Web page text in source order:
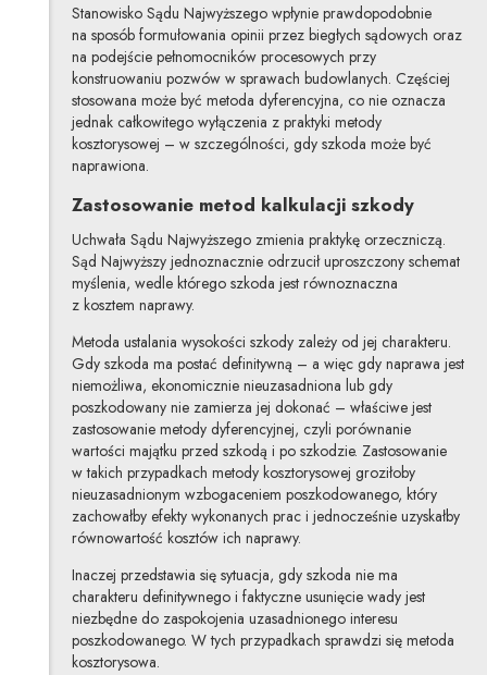
Stanowisko Sądu Najwyższego wpłynie prawdopodobnie
na sposób formułowania opinii przez biegłych sądowych oraz
na podejście pełnomocników procesowych przy
konstruowaniu pozwów w sprawach budowlanych. Częściej
stosowana może być metoda dyferencyjna, co nie oznacza
jednak całkowitego wyłączenia z praktyki metody
kosztorysowej – w szczególności, gdy szkoda może być
naprawiona.
Zastosowanie metod kalkulacji szkody
Uchwała Sądu Najwyższego zmienia praktykę orzeczniczą.
Sąd Najwyższy jednoznacznie odrzucił uproszczony schemat
myślenia, wedle którego szkoda jest równoznaczna
z kosztem naprawy.
Metoda ustalania wysokości szkody zależy od jej charakteru.
Gdy szkoda ma postać definitywną – a więc gdy naprawa jest
niemożliwa, ekonomicznie nieuzasadniona lub gdy
poszkodowany nie zamierza jej dokonać – właściwe jest
zastosowanie metody dyferencyjnej, czyli porównanie
wartości majątku przed szkodą i po szkodzie. Zastosowanie
w takich przypadkach metody kosztorysowej groziłoby
nieuzasadnionym wzbogaceniem poszkodowanego, który
zachowałby efekty wykonanych prac i jednocześnie uzyskałby
równowartość kosztów ich naprawy.
Inaczej przedstawia się sytuacja, gdy szkoda nie ma
charakteru definitywnego i faktyczne usunięcie wady jest
niezbędne do zaspokojenia uzasadnionego interesu
poszkodowanego. W tych przypadkach sprawdzi się metoda
kosztorysowa.